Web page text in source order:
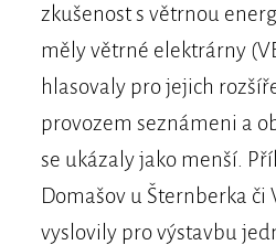
zkušenost s větrnou
měly větrné elektrárny
hlasovaly pro jejich
provozem seznámeni a
se ukázaly jako menší.
Domašov u Šternberka či
vyslovily pro výstavbu